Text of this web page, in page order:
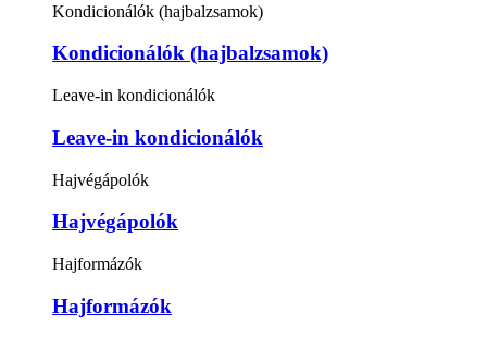
Kondicionálók (hajbalzsamok)
Kondicionálók (hajbalzsamok)
Leave-in kondicionálók
Leave-in kondicionálók
Hajvégápolók
Hajvégápolók
Hajformázók
Hajformázók